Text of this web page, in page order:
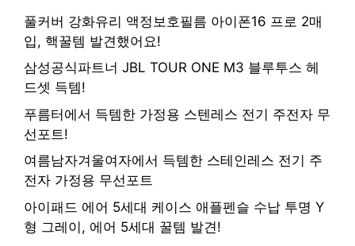
풀커버 강화유리 액정보호필름 아이폰16 프로 2매
입, 핵꿀템 발견했어요!
삼성공식파트너 JBL TOUR ONE M3 블루투스 헤
드셋 득템!
푸름터에서 득템한 가정용 스텐레스 전기 주전자 무
선포트!
여름남자겨울여자에서 득템한 스테인레스 전기 주
전자 가정용 무선포트
아이패드 에어 5세대 케이스 애플펜슬 수납 투명 Y
형 그레이, 에어 5세대 꿀템 발견!